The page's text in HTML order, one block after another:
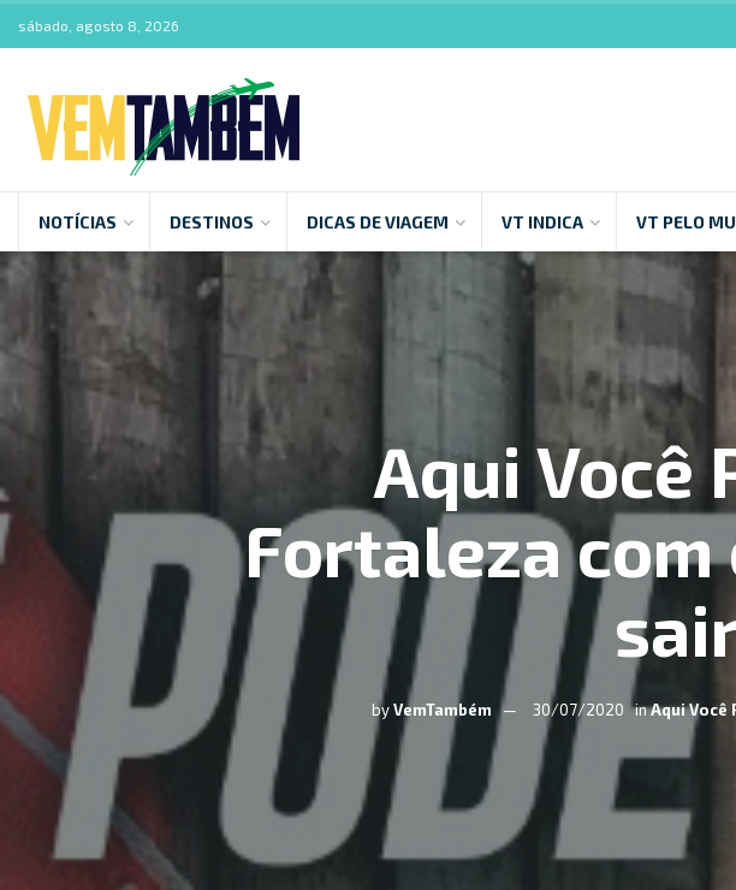
sábado, agosto 8, 2026
NOTÍCIAS DESTINOS DICAS DE VIAGEM VT INDICA VT PELO
Aqui Você
Fortaleza com
by VemTambém 30/07/2020 inAqui Você